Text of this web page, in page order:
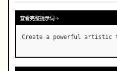
查看完整提示词
Create a powerful artistic